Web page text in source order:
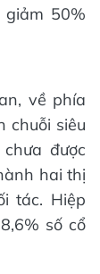
giảm 50%
về phía
chuỗi siêu
được
hai thị
tác. Hiệp
số cổ